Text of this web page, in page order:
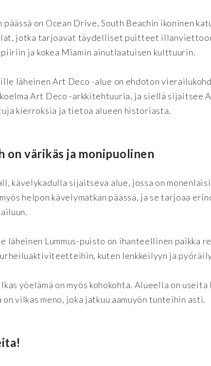
on Ocean Drive, South Beachin ikoninen
jotka tarjoavat täydelliset puitteet
ja kokea Miamin ainutlaatuisen kulttuurin.
läheinen Art Deco -alue on ehdoton
Art Deco -arkkitehtuuria, ja siellä sijaitsee
kierroksia ja tietoa alueen historiasta.
on värikäs ja monipuolinen
kävelykadulla sijaitseva alue, jossa on
helpon kävelymatkan päässä, ja se tarjoaa
läheinen Lummus-puisto on ihanteellinen paikka
kuten lenkkeilyyn ja
yöelämä on myös kohokohta. Alueella on
vilkas meno, joka jatkuu aamuyön tunteihin asti.